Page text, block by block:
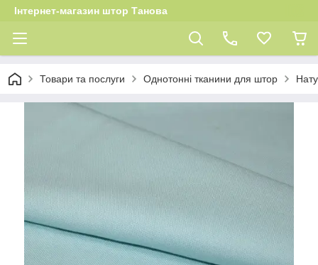
Інтернет-магазин штор Танова
Товари та послуги Однотонні тканини для штор